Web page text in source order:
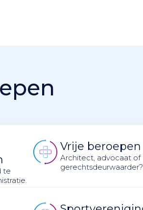
te
Vrije beroepen
Architect, advocaat of
gerechtsdeurwaarder?